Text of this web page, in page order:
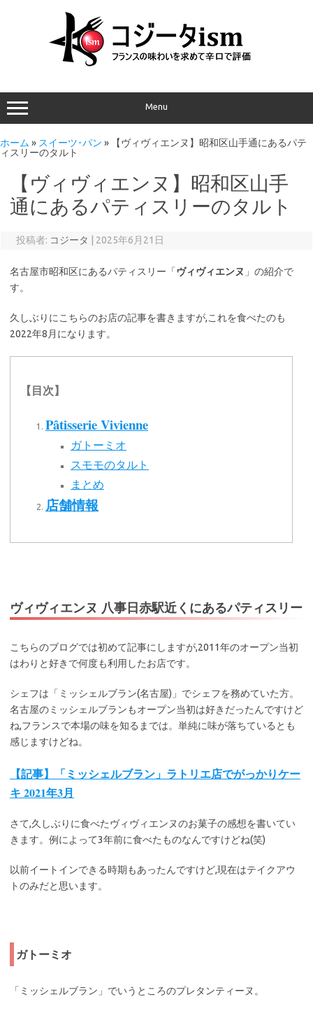
Menu
ホーム » スイーツ･パン »
【ヴィヴィエンヌ】昭和区山手通にあるパテ
ィスリーのタルト
【ヴィヴィエンヌ】昭和区山手
通にあるパティスリーのタルト
投稿者: コジータ 2025年6月21日
名古屋市昭和区にあるパティスリー「ヴィヴィエンヌ 」の紹介で
す。
久しぶりにこちらのお店の記事を書きますが,これを食べたのも
2022年8月になります。
【目次】
Pâtisserie Vivienne
ガトーミオ
スモモのタルト
まとめ
店舗情報
ヴィヴィエンヌ 八事日赤駅近くにあるパティスリー
こちらのブログでは初めて記事にしますが,2011年のオープン当初
はわりと好きで何度も利用したお店です。
シェフは「ミッシェルブラン(名古屋)」でシェフを務めていた方。
名古屋のミッシェルブランもオープン当初は好きだったんですけど
ね,フランスで本場の味を知るまでは。単純に味が落ちているとも
感じますけどね。
【記事】「ミッシェルブラン」ラトリエ店でがっかりケー
キ 2021年3月
さて,久しぶりに食べたヴィヴィエンヌのお菓子の感想を書いてい
きます。例によって3年前に食べたものなんですけどね(笑)
以前イートインできる時期もあったんですけど,現在はテイクアウ
トのみだと思います。
ガトーミオ
「ミッシェルブラン」でいうところのプレタンティーヌ。